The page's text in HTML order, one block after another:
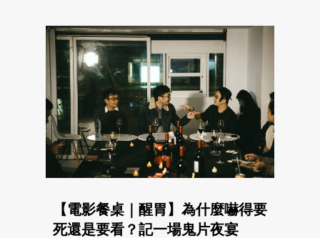
【電影餐桌｜醒胃】為什麼嚇得要
死還是要看？記一場鬼片夜宴